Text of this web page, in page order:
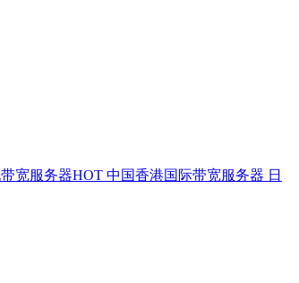
宽服务器HOT 中国香港国际带宽服务器 日